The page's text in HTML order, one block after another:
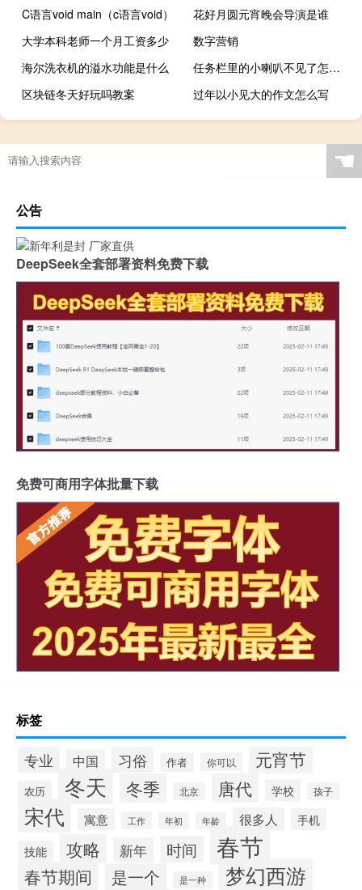
C语言void main（c语言void）
花好月圆元宵晚会导演是谁
大学本科老师一个月工资多少
数字营销
海尔洗衣机的溢水功能是什么
任务栏里的小喇叭不见了怎么办（任务栏里的小喇叭不见了）
区块链冬天好玩吗教案
过年以小见大的作文怎么写
☚
公告
DeepSeek全套部署资料免费下载
免费可商用字体批量下载
标签
专业 中国 习俗 作者 你可以 元宵节
农历 冬天 冬季 北京 唐代 学校 孩子
宋代 寓意 工作 年初 年龄 很多人 手机
技能 攻略 新年 时间 春节
春节期间 是一个 是一种 梦幻西游